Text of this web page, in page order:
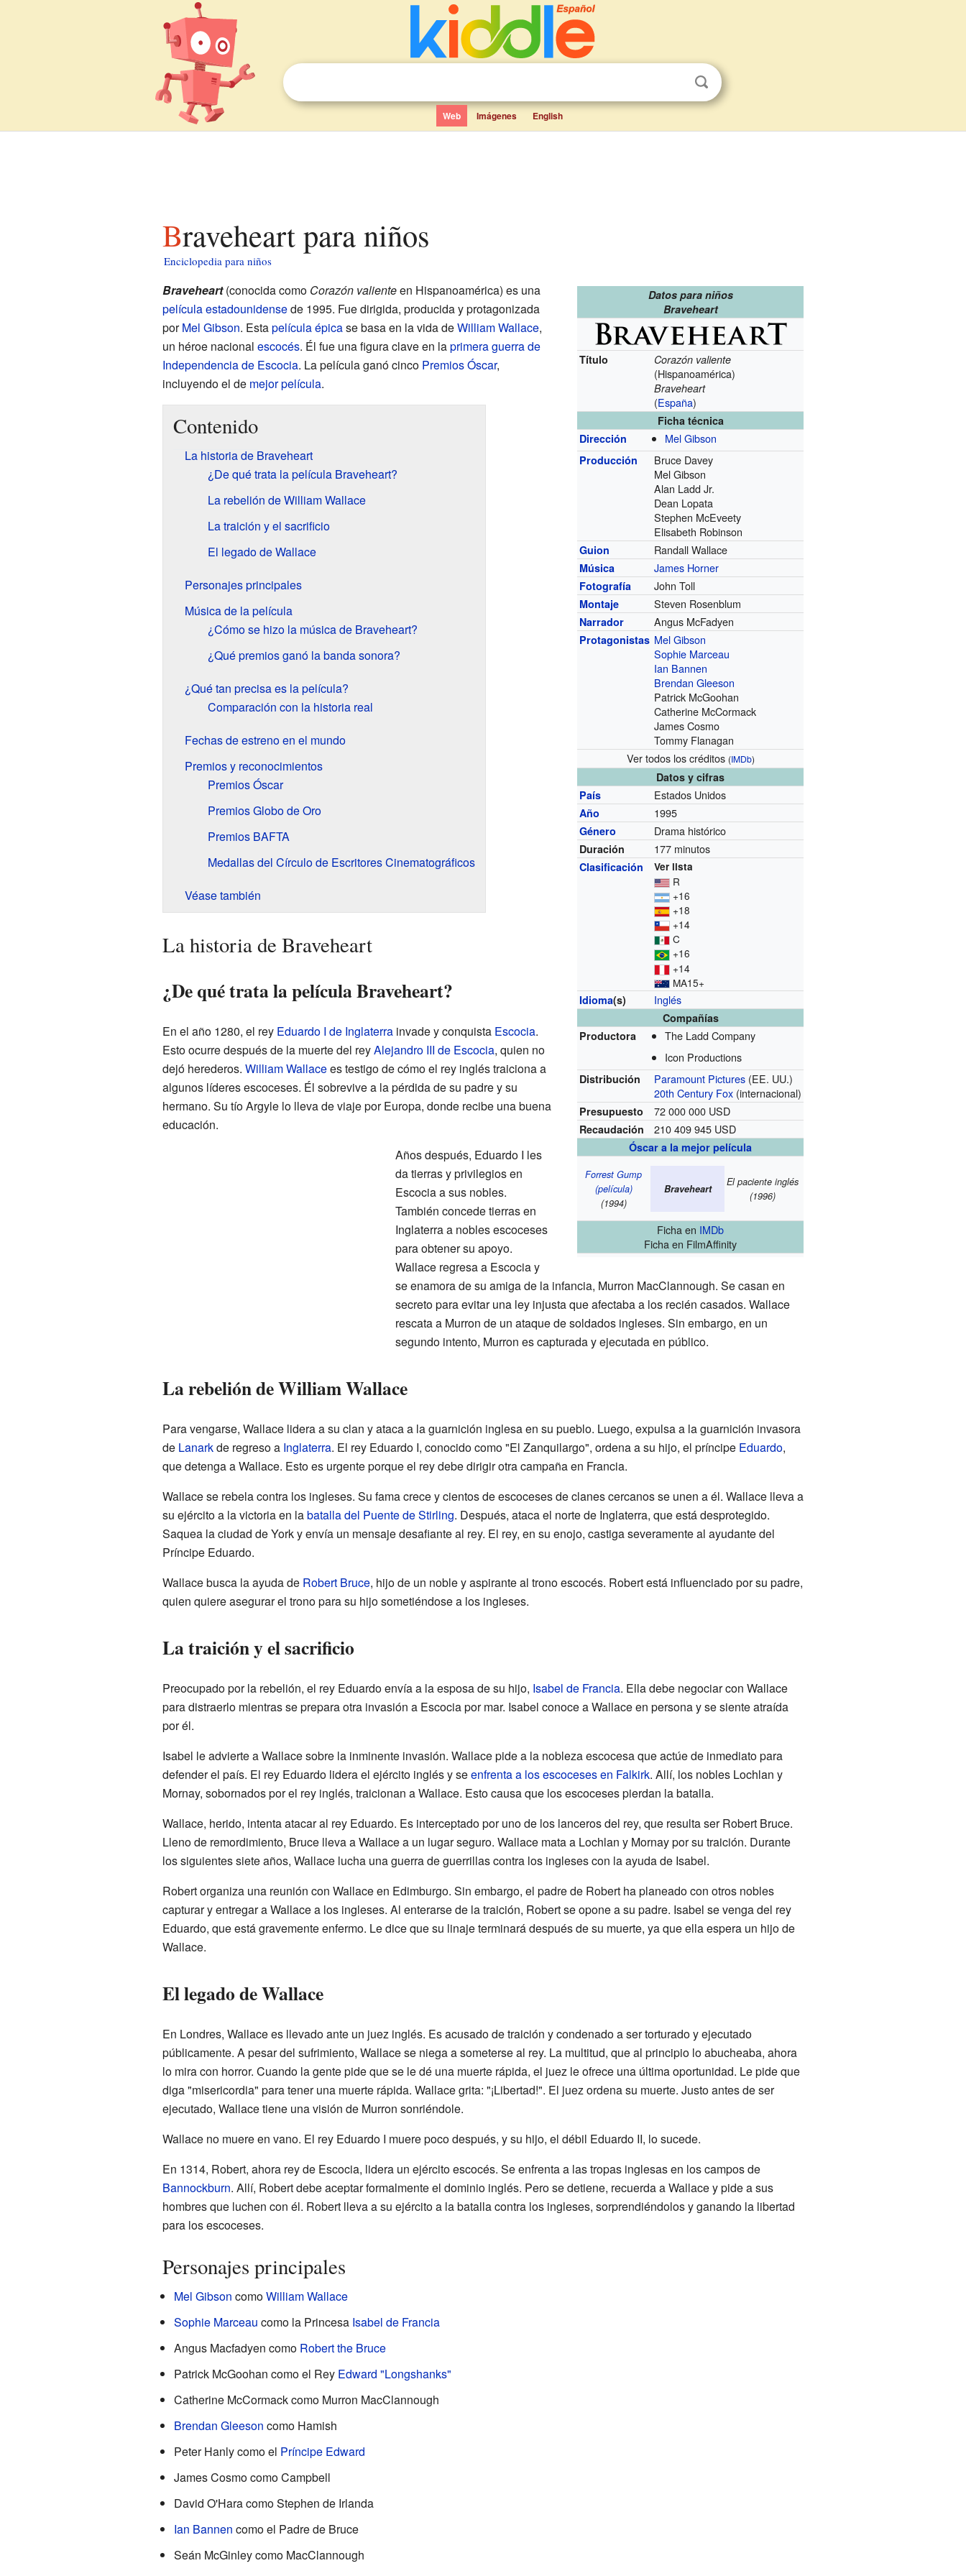
Web Imágenes English
Braveheart para niños
Enciclopedia para niños
Datos para niños
Braveheart
Título Corazón valiente
(Hispanoamérica)
Braveheart
(España)
Ficha técnica
Dirección
Mel Gibson
Producción
Bruce Davey
Mel Gibson
Alan Ladd Jr.
Dean Lopata
Stephen McEveety
Elisabeth Robinson
Guion Randall Wallace
Música James Horner
Fotografía John Toll
Montaje Steven Rosenblum
Narrador Angus McFadyen
Protagonistas Mel Gibson
Sophie Marceau
Ian Bannen
Brendan Gleeson
Patrick McGoohan
Catherine McCormack
James Cosmo
Tommy Flanagan
Ver todos los créditos (IMDb)
Datos y cifras
País
Estados Unidos
Año 1995
Género Drama histórico
Duración 177 minutos
Clasificación Ver lista
R
+16
+18
+14
C
+16
+14
MA15+
Idioma(s) Inglés
Compañías
Productora
The Ladd Company
Icon Productions
Distribución Paramount Pictures (EE. UU.)
20th Century Fox (internacional)
Presupuesto 72 000 000 USD
Recaudación 210 409 945 USD
Óscar a la mejor película
Forrest Gump
(película)
(1994)
Braveheart
El paciente inglés
(1996)
Ficha en IMDb
Ficha en FilmAffinity
Braveheart(conocida como Corazón valienteen Hispanoamérica) es una
película estadounidensede 1995. Fue dirigida, producida y protagonizada
porMel Gibson. Estapelícula épicase basa en la vida deWilliam Wallace,
un héroe nacional escocés. Él fue una figura clave en laprimera guerra de
Independencia de Escocia. La película ganó cinco Premios Óscar,
incluyendo el de mejor película.
Contenido
La historia de Braveheart
¿De qué trata la película Braveheart?
La rebelión de William Wallace
La traición y el sacrificio
El legado de Wallace
Personajes principales
Música de la película
¿Cómo se hizo la música de Braveheart?
¿Qué premios ganó la banda sonora?
¿Qué tan precisa es la película?
Comparación con la historia real
Fechas de estreno en el mundo
Premios y reconocimientos
Premios Óscar
Premios Globo de Oro
Premios BAFTA
Medallas del Círculo de Escritores Cinematográficos
Véase también
La historia de Braveheart
¿De qué trata la película Braveheart?
En el año 1280, el rey Eduardo I de Inglaterrainvade y conquista Escocia.
Esto ocurre después de la muerte del reyAlejandro III de Escocia, quien no
dejó herederos. William Wallacees testigo de cómo el rey inglés traiciona a
algunos líderes escoceses. Él sobrevive a la pérdida de su padre y su
hermano. Su tío Argyle lo lleva de viaje por Europa, donde recibe una buena
educación.
Años después, Eduardo I les
da tierras y privilegios en
Escocia a sus nobles.
También concede tierras en
Inglaterra a nobles escoceses
para obtener su apoyo.
Wallace regresa a Escocia y
se enamora de su amiga de la infancia, Murron MacClannough. Se casan en
secreto para evitar una ley injusta que afectaba a los recién casados. Wallace
rescata a Murron de un ataque de soldados ingleses. Sin embargo, en un
segundo intento, Murron es capturada y ejecutada en público.
La rebelión de William Wallace
Para vengarse, Wallace lidera a su clan y ataca a la guarnición inglesa en su pueblo. Luego, expulsa a la guarnición invasora
de Lanarkde regreso a Inglaterra. El rey Eduardo I, conocido como "El Zanquilargo", ordena a su hijo, el príncipe Eduardo,
que detenga a Wallace. Esto es urgente porque el rey debe dirigir otra campaña en Francia.
Wallace se rebela contra los ingleses. Su fama crece y cientos de escoceses de clanes cercanos se unen a él. Wallace lleva a
su ejército a la victoria en labatalla del Puente de Stirling. Después, ataca el norte de Inglaterra, que está desprotegido.
Saquea la ciudad de York y envía un mensaje desafiante al rey. El rey, en su enojo, castiga severamente al ayudante del
Príncipe Eduardo.
Wallace busca la ayuda de Robert Bruce, hijo de un noble y aspirante al trono escocés. Robert está influenciado por su padre,
quien quiere asegurar el trono para su hijo sometiéndose a los ingleses.
La traición y el sacrificio
Preocupado por la rebelión, el rey Eduardo envía a la esposa de su hijo, Isabel de Francia. Ella debe negociar con Wallace
para distraerlo mientras se prepara otra invasión a Escocia por mar. Isabel conoce a Wallace en persona y se siente atraída
por él.
Isabel le advierte a Wallace sobre la inminente invasión. Wallace pide a la nobleza escocesa que actúe de inmediato para
defender el país. El rey Eduardo lidera el ejército inglés y seenfrenta a los escoceses en Falkirk. Allí, los nobles Lochlan y
Mornay, sobornados por el rey inglés, traicionan a Wallace. Esto causa que los escoceses pierdan la batalla.
Wallace, herido, intenta atacar al rey Eduardo. Es interceptado por uno de los lanceros del rey, que resulta ser Robert Bruce.
Lleno de remordimiento, Bruce lleva a Wallace a un lugar seguro. Wallace mata a Lochlan y Mornay por su traición. Durante
los siguientes siete años, Wallace lucha una guerra de guerrillas contra los ingleses con la ayuda de Isabel.
Robert organiza una reunión con Wallace en Edimburgo. Sin embargo, el padre de Robert ha planeado con otros nobles
capturar y entregar a Wallace a los ingleses. Al enterarse de la traición, Robert se opone a su padre. Isabel se venga del rey
Eduardo, que está gravemente enfermo. Le dice que su linaje terminará después de su muerte, ya que ella espera un hijo de
Wallace.
El legado de Wallace
En Londres, Wallace es llevado ante un juez inglés. Es acusado de traición y condenado a ser torturado y ejecutado
públicamente. A pesar del sufrimiento, Wallace se niega a someterse al rey. La multitud, que al principio lo abucheaba, ahora
lo mira con horror. Cuando la gente pide que se le dé una muerte rápida, el juez le ofrece una última oportunidad. Le pide que
diga "misericordia" para tener una muerte rápida. Wallace grita: "¡Libertad!". El juez ordena su muerte. Justo antes de ser
ejecutado, Wallace tiene una visión de Murron sonriéndole.
Wallace no muere en vano. El rey Eduardo I muere poco después, y su hijo, el débil Eduardo II, lo sucede.
En 1314, Robert, ahora rey de Escocia, lidera un ejército escocés. Se enfrenta a las tropas inglesas en los campos de
Bannockburn. Allí, Robert debe aceptar formalmente el dominio inglés. Pero se detiene, recuerda a Wallace y pide a sus
hombres que luchen con él. Robert lleva a su ejército a la batalla contra los ingleses, sorprendiéndolos y ganando la libertad
para los escoceses.
Personajes principales
Mel Gibson comoWilliam Wallace
Sophie Marceau como la Princesa Isabel de Francia
Angus Macfadyen como Robert the Bruce
Patrick McGoohan como el Rey Edward "Longshanks"
Catherine McCormack como Murron MacClannough
Brendan Gleeson como Hamish
Peter Hanly como el Príncipe Edward
James Cosmo como Campbell
David O'Hara como Stephen de Irlanda
Ian Bannen como el Padre de Bruce
Seán McGinley como MacClannough